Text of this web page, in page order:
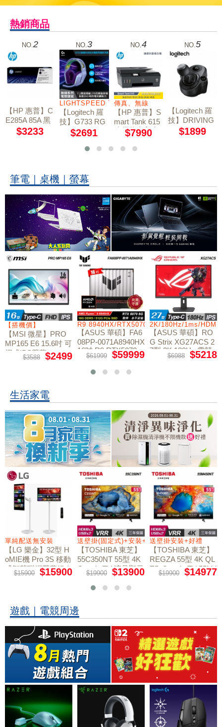
熱銷商品
NO. 2
【HP 惠普】C
E285A 85A 黑
色碳粉匣
$3233
NO.3
LIGHTSPEED 7.1 聲道
【Logitech 羅
技】G733 RG
B炫光無線電
$2691
NO. 4
傳真、無線
【HP 惠普】S
mart Tank 615
連供傳真印表
機 All-in-One
$7990
NO.5
【Logitech 羅
技】DRIVING
FORCE SHIF
TER 換檔變速
$1899
筆電｜桌機｜螢幕
W11
【搭機價】
【MSI 微星】PRO
MP165 E6 15.6吋 可
攜式IPS螢幕
$3588 $2499
R9 8940HX/RTX5070/512GB/16G
【ASUS 華碩】FA6
08PP-0071A8940HX
16吋 R9 RTX5070
電競筆電
$61999 $59999
2K/180Hz/1ms/
【ASUS 華碩】RO
G Strix XG27ACS 2
7型 2K 180Hz 電競
$6988 $5218
生活家電
禮
單純配送無安裝
【LG 樂金】32型 H
oMIE機 Pro 3S 移動
式智慧聯網螢幕組｜
單純配送
$15900 $15900
送壁掛(固定式)+安裝+好禮贈
【TOSHIBA 東芝】
55C350NT 55型 4K
Google TV 液晶顯示
器｜含壁掛(固定式)
+安裝
$19900 $13900
送壁掛安裝+好禮
【TOSHIBA 東芝】
REGZA 55型 4K QL
ED Google TV 55M4
50NT液晶顯示器｜
$19900 $14977
遊戲｜電競周邊